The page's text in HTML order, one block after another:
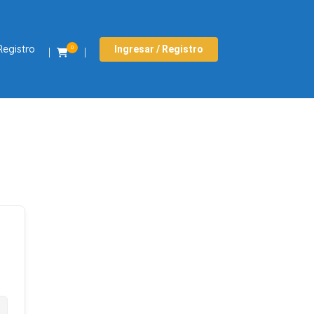
0 Ingresar / Registro